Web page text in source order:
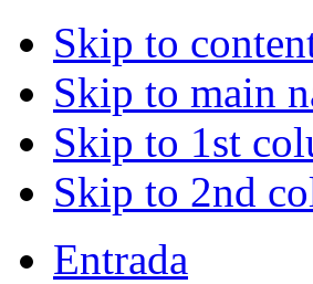
Skip to
Skip to main
Skip to 1st
Skip to 2nd
Entrada